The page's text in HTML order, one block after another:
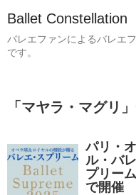
Ballet Constellation
バレエファンによるバレエ
です。
「 マヤラ・マグリ 」
パリ・
ル・バ
プリー
で開催